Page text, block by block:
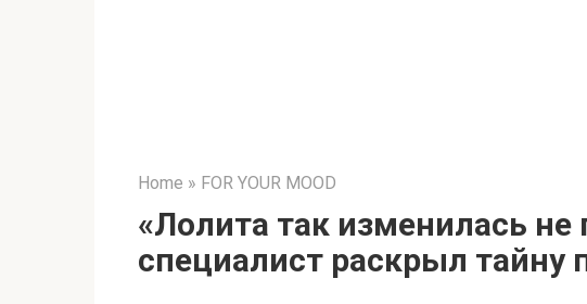
Home » FOR YOUR MOOD
«Лолита так изменилась не
специалист раскрыл тайну